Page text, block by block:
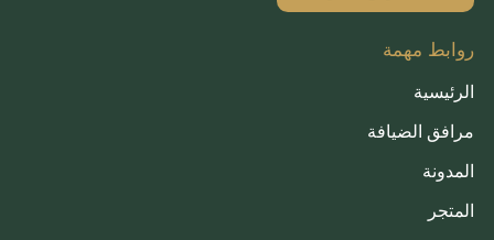
روابط مهمة
الرئيسية
مرافق الضيافة
المدونة
المتجر